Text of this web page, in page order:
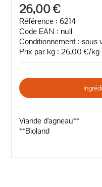
26,00 €
Référence : 6214
Code EAN : null
Conditionnement : sous
Prix par kg : 26,00 €/kg
Viande d'agneau**
**Bioland